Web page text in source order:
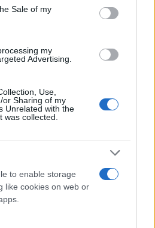
Sale of my
my
Advertising.
Use,
or Sharing of my
Unrelated with the
was collected.
to enable storage
like cookies on web or